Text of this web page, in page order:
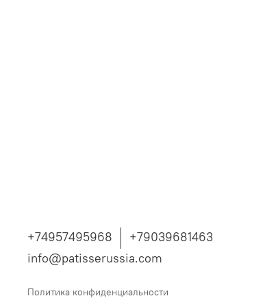
+74957495968
+79039681463
info@patisserussia.com
Политика конфиденциальности